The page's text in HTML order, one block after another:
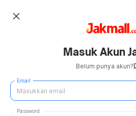
close
Masuk Akun
Belum punya akun?
Email
Password